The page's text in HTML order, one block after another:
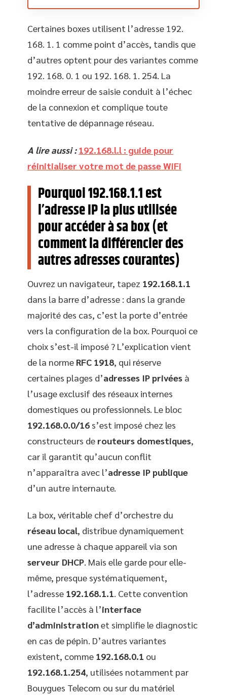
Certaines boxes utilisent l’adresse 192.
168. 1. 1 comme point d’accès, tandis que
d’autres optent pour des variantes comme
192. 168. 0. 1 ou 192. 168. 1. 254. La
moindre erreur de saisie conduit à l’échec
de la connexion et complique toute
tentative de dépannage réseau.
A lire aussi : 192.168.l.l : guide pour
réinitialiser votre mot de passe WiFi
Pourquoi 192.168.1.1 est
l’adresse IP la plus utilisée
pour accéder à sa box (et
comment la différencier des
autres adresses courantes)
Ouvrez un navigateur, tapez 192.168.1.1
dans la barre d’adresse : dans la grande
majorité des cas, c’est la porte d’entrée
vers la configuration de la box. Pourquoi ce
choix s’est-il imposé ? L’explication vient
de la norme RFC 1918, qui réserve
certaines plages d’adresses IP privées à
l’usage exclusif des réseaux internes
domestiques ou professionnels. Le bloc
192.168.0.0/16 s’est imposé chez les
constructeurs de routeurs domestiques,
car il garantit qu’aucun conflit
n’apparaîtra avec l’adresse IP publique
d’un autre internaute.
La box, véritable chef d’orchestre du
réseau local, distribue dynamiquement
une adresse à chaque appareil via son
serveur DHCP. Mais elle garde pour elle-
même, presque systématiquement,
l’adresse 192.168.1.1. Cette convention
facilite l’accès à l’interface
d’administrationet simplifie le diagnostic
en cas de pépin. D’autres variantes
existent, comme 192.168.0.1 ou
192.168.1.254, utilisées notamment par
Bouygues Telecom ou sur du matériel